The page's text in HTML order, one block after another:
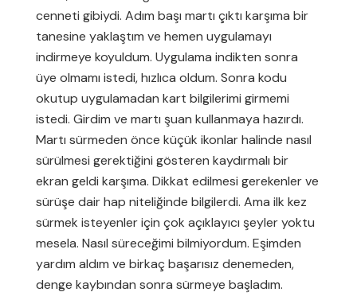
cenneti gibiydi. Adım başı martı çıktı karşıma bir
tanesine yaklaştım ve hemen uygulamayı
indirmeye koyuldum. Uygulama indikten sonra
üye olmamı istedi, hızlıca oldum. Sonra kodu
okutup uygulamadan kart bilgilerimi girmemi
istedi. Girdim ve martı şuan kullanmaya hazırdı.
Martı sürmeden önce küçük ikonlar halinde nasıl
sürülmesi gerektiğini gösteren kaydırmalı bir
ekran geldi karşıma. Dikkat edilmesi gerekenler ve
sürüşe dair hap niteliğinde bilgilerdi. Ama ilk kez
sürmek isteyenler için çok açıklayıcı şeyler yoktu
mesela. Nasıl süreceğimi bilmiyordum. Eşimden
yardım aldım ve birkaç başarısız denemeden,
denge kaybından sonra sürmeye başladım.